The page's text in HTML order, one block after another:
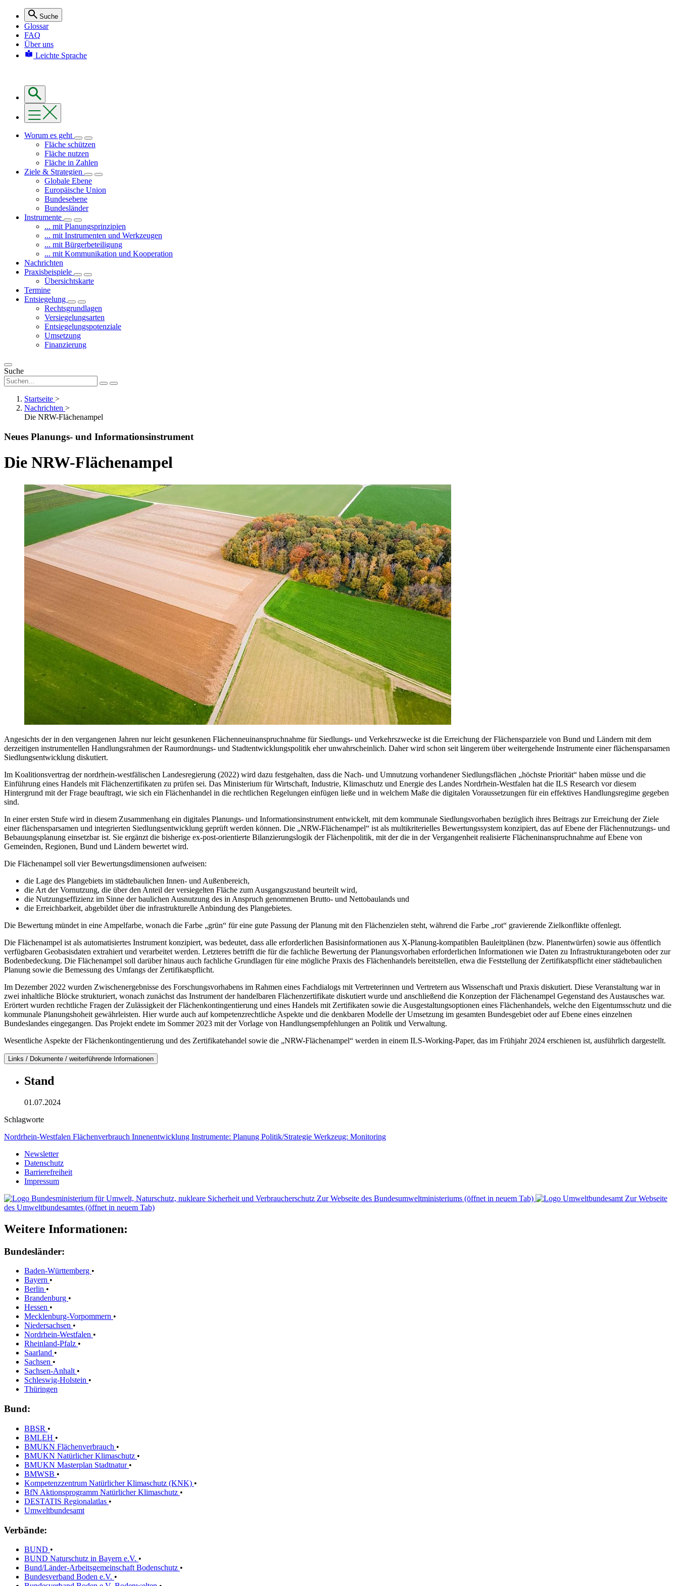
Suche
Glossar
FAQ
Über uns
Leichte Sprache
Worum es geht
Fläche schützen
Fläche nutzen
Fläche in Zahlen
Ziele & Strategien
Globale Ebene
Europäische Union
Bundesebene
Bundesländer
Instrumente
... mit Planungsprinzipien
... mit Instrumenten und Werkzeugen
... mit Bürgerbeteiligung
... mit Kommunikation und Kooperation
Nachrichten
Praxisbeispiele
Übersichtskarte
Termine
Entsiegelung
Rechtsgrundlagen
Versiegelungsarten
Entsiegelungspotenziale
Umsetzung
Finanzierung
Suche
Startseite >
Nachrichten >
Die NRW-Flächenampel
Neues Planungs- und Informationsinstrument
Die NRW-Flächenampel
Angesichts der in den vergangenen Jahren nur leicht gesunkenen Flächenneuinanspruchnahme für Siedlungs- und Verkehrszwecke ist die Erreichung der Flächensparziele von Bund und Ländern mit dem
derzeitigen instrumentellen Handlungsrahmen der Raumordnungs- und Stadtentwicklungspolitik eher unwahrscheinlich. Daher wird schon seit längerem über weitergehende Instrumente einer flächensparsamen
Siedlungsentwicklung diskutiert.
Im Koalitionsvertrag der nordrhein-westfälischen Landesregierung (2022) wird dazu festgehalten, dass die Nach- und Umnutzung vorhandener Siedlungsflächen „höchste Priorität“ haben müsse und die
Einführung eines Handels mit Flächenzertifikaten zu prüfen sei. Das Ministerium für Wirtschaft, Industrie, Klimaschutz und Energie des Landes Nordrhein-Westfalen hat die ILS Research vor diesem
Hintergrund mit der Frage beauftragt, wie sich ein Flächenhandel in die rechtlichen Regelungen einfügen ließe und in welchem Maße die digitalen Voraussetzungen für ein effektives Handlungsregime gegeben
sind.
In einer ersten Stufe wird in diesem Zusammenhang ein digitales Planungs- und Informationsinstrument entwickelt, mit dem kommunale Siedlungsvorhaben bezüglich ihres Beitrags zur Erreichung der Ziele
einer flächensparsamen und integrierten Siedlungsentwicklung geprüft werden können. Die „NRW-Flächenampel“ ist als multikriterielles Bewertungssystem konzipiert, das auf Ebene der Flächennutzungs- und
Bebauungsplanung einsetzbar ist. Sie ergänzt die bisherige ex-post-orientierte Bilanzierungslogik der Flächenpolitik, mit der die in der Vergangenheit realisierte Flächeninanspruchnahme auf Ebene von
Gemeinden, Regionen, Bund und Ländern bewertet wird.
Die Flächenampel soll vier Bewertungsdimensionen aufweisen:
die Lage des Plangebiets im städtebaulichen Innen- und Außenbereich,
die Art der Vornutzung, die über den Anteil der versiegelten Fläche zum Ausgangszustand beurteilt wird,
die Nutzungseffizienz im Sinne der baulichen Ausnutzung des in Anspruch genommenen Brutto- und Nettobaulands und
die Erreichbarkeit, abgebildet über die infrastrukturelle Anbindung des Plangebietes.
Die Bewertung mündet in eine Ampelfarbe, wonach die Farbe „grün“ für eine gute Passung der Planung mit den Flächenzielen steht, während die Farbe „rot“ gravierende Zielkonflikte offenlegt.
Die Flächenampel ist als automatisiertes Instrument konzipiert, was bedeutet, dass alle erforderlichen Basisinformationen aus X-Planung-kompatiblen Bauleitplänen (bzw. Planentwürfen) sowie aus öffentlich
verfügbaren Geobasisdaten extrahiert und verarbeitet werden. Letzteres betrifft die für die fachliche Bewertung der Planungsvorhaben erforderlichen Informationen wie Daten zu Infrastrukturangeboten oder zur
Bodenbedeckung. Die Flächenampel soll darüber hinaus auch fachliche Grundlagen für eine mögliche Praxis des Flächenhandels bereitstellen, etwa die Feststellung der Zertifikatspflicht einer städtebaulichen
Planung sowie die Bemessung des Umfangs der Zertifikatspflicht.
Im Dezember 2022 wurden Zwischenergebnisse des Forschungsvorhabens im Rahmen eines Fachdialogs mit Vertreterinnen und Vertretern aus Wissenschaft und Praxis diskutiert. Diese Veranstaltung war in
zwei inhaltliche Blöcke strukturiert, wonach zunächst das Instrument der handelbaren Flächenzertifikate diskutiert wurde und anschließend die Konzeption der Flächenampel Gegenstand des Austausches war.
Erörtert wurden rechtliche Fragen der Zulässigkeit der Flächenkontingentierung und eines Handels mit Zertifikaten sowie die Ausgestaltungsoptionen eines Flächenhandels, welche den Eigentumsschutz und die
kommunale Planungshoheit gewährleisten. Hier wurde auch auf kompetenzrechtliche Aspekte und die denkbaren Modelle der Umsetzung im gesamten Bundesgebiet oder auf Ebene eines einzelnen
Bundeslandes eingegangen. Das Projekt endete im Sommer 2023 mit der Vorlage von Handlungsempfehlungen an Politik und Verwaltung.
Wesentliche Aspekte der Flächenkontingentierung und des Zertifikatehandel sowie die „NRW-Flächenampel“ werden in einem ILS-Working-Paper, das im Frühjahr 2024 erschienen ist, ausführlich dargestellt.
Links / Dokumente / weiterführende Informationen
Stand
01.07.2024
Schlagworte
Nordrhein-Westfalen Flächenverbrauch Innenentwicklung Instrumente: Planung Politik/Strategie Werkzeug: Monitoring
Newsletter
Datenschutz
Barrierefreiheit
Impressum
Zur Webseite des Bundesumweltministeriums (öffnet in neuem Tab)
Zur Webseite
des Umweltbundesamtes (öffnet in neuem Tab)
Weitere Informationen:
Bundesländer:
Baden-Württemberg •
Bayern •
Berlin •
Brandenburg •
Hessen •
Mecklenburg-Vorpommern •
Niedersachsen •
Nordrhein-Westfalen •
Rheinland-Pfalz •
Saarland •
Sachsen •
Sachsen-Anhalt •
Schleswig-Holstein •
Thüringen
Bund:
BBSR •
BMLEH •
BMUKN Flächenverbrauch •
BMUKN Natürlicher Klimaschutz •
BMUKN Masterplan Stadtnatur •
BMWSB •
Kompetenzzentrum Natürlicher Klimaschutz (KNK) •
BfN Aktionsprogramm Natürlicher Klimaschutz •
DESTATIS Regionalatlas •
Umweltbundesamt
Verbände:
BUND •
BUND Naturschutz in Bayern e.V. •
Bund/Länder-Arbeitsgemeinschaft Bodenschutz •
Bundesverband Boden e.V. •